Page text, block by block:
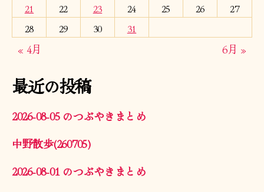
21
22 23 24 25 26
27
28
29 30 31
« 4月 6月 »
最近の投稿
2026-08-05 のつぶやきまとめ
中野散歩(260705)
2026-08-01 のつぶやきまとめ